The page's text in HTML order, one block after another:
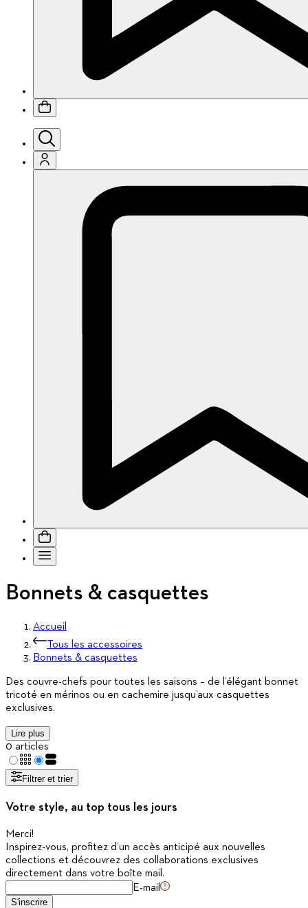
Bonnets & casquettes
Accueil
Tous les accessoires
Bonnets & casquettes
Des couvre-chefs pour toutes les saisons – de l’élégant bonnet
tricoté en mérinos ou en cachemire jusqu’aux casquettes
exclusives.
Lire plus
0 articles
Filtrer et trier
Votre style, au top tous les jours
Merci!
Inspirez-vous, profitez d’un accès anticipé aux nouvelles
collections et découvrez des collaborations exclusives
directement dans votre boîte mail.
E-mail
S'inscrire